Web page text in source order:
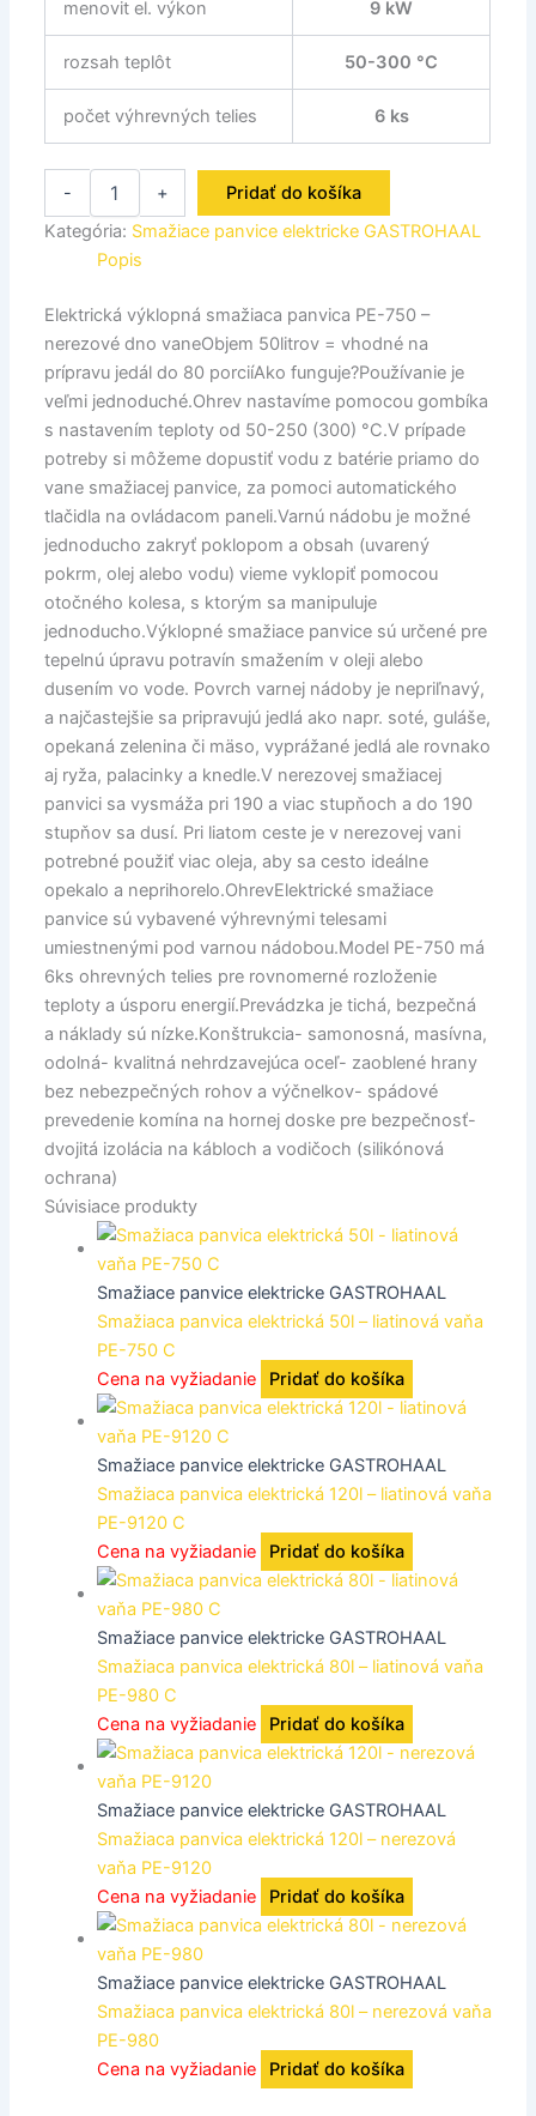
menovit el. výkon 9 kW
rozsah teplôt 50-300 °C
počet výhrevných telies 6 ks
- +
Pridať do košíka
Kategória: Smažiace panvice elektricke GASTROHAAL
Popis
Elektrická výklopná smažiaca panvica PE-750 –
nerezové dno vaneObjem 50litrov = vhodné na
prípravu jedál do 80 porciíAko funguje?Používanie je
veľmi jednoduché.Ohrev nastavíme pomocou gombíka
s nastavením teploty od 50-250 (300) °C.V prípade
potreby si môžeme dopustiť vodu z batérie priamo do
vane smažiacej panvice, za pomoci automatického
tlačidla na ovládacom paneli.Varnú nádobu je možné
jednoducho zakryť poklopom a obsah (uvarený
pokrm, olej alebo vodu) vieme vyklopiť pomocou
otočného kolesa, s ktorým sa manipuluje
jednoducho.Výklopné smažiace panvice sú určené pre
tepelnú úpravu potravín smažením v oleji alebo
dusením vo vode. Povrch varnej nádoby je nepriľnavý,
a najčastejšie sa pripravujú jedlá ako napr. soté, guláše,
opekaná zelenina či mäso, vyprážané jedlá ale rovnako
aj ryža, palacinky a knedle.V nerezovej smažiacej
panvici sa vysmáža pri 190 a viac stupňoch a do 190
stupňov sa dusí. Pri liatom ceste je v nerezovej vani
potrebné použiť viac oleja, aby sa cesto ideálne
opekalo a neprihorelo.OhrevElektrické smažiace
panvice sú vybavené výhrevnými telesami
umiestnenými pod varnou nádobou.Model PE-750 má
6ks ohrevných telies pre rovnomerné rozloženie
teploty a úsporu energií.Prevádzka je tichá, bezpečná
a náklady sú nízke.Konštrukcia- samonosná, masívna,
odolná- kvalitná nehrdzavejúca oceľ- zaoblené hrany
bez nebezpečných rohov a výčnelkov- spádové
prevedenie komína na hornej doske pre bezpečnosť-
dvojitá izolácia na kábloch a vodičoch (silikónová
ochrana)
Súvisiace produkty
Smažiace panvice elektricke GASTROHAAL
Smažiaca panvica elektrická 50l – liatinová vaňa
PE-750 C
Cena na vyžiadanie
Pridať do košíka
Smažiace panvice elektricke GASTROHAAL
Smažiaca panvica elektrická 120l – liatinová vaňa
PE-9120 C
Cena na vyžiadanie
Pridať do košíka
Smažiace panvice elektricke GASTROHAAL
Smažiaca panvica elektrická 80l – liatinová vaňa
PE-980 C
Cena na vyžiadanie
Pridať do košíka
Smažiace panvice elektricke GASTROHAAL
Smažiaca panvica elektrická 120l – nerezová
vaňa PE-9120
Cena na vyžiadanie
Pridať do košíka
Smažiace panvice elektricke GASTROHAAL
Smažiaca panvica elektrická 80l – nerezová vaňa
PE-980
Cena na vyžiadanie
Pridať do košíka